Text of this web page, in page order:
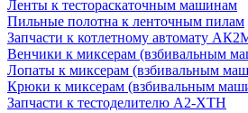
Ленты к тестораскаточным машинам
Пильные полотна к ленточным пилам
Запчасти к котлетному автомату
Венчики к миксерам (взбивальным
Лопаты к миксерам (взбивальным
Крюки к миксерам (взбивальным
Запчасти к тестоделителю А2-ХТН